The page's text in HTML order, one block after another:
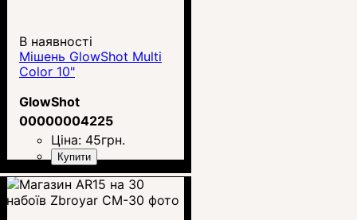
В наявності
Мішень GlowShot Multi
Color 10"
GlowShot
00000004225
Ціна: 45грн.
Купити